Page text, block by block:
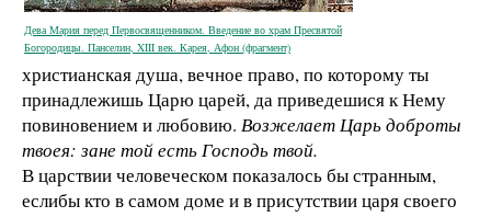
Дева Мария перед Первосвященником. Введение во храм Пресвятой
Богородицы. Панселин, XIII век. Карея, Афон (фрагмент)
христианская душа, вечное право, по которому ты
принадлежишь Царю царей, да приведешися к Нему
повиновением и любовию. Возжелает Царь доброты
твоея: зане той есть Господь твой.
В царствии человеческом показалось бы странным,
еслибы кто в самом доме и в присутствии царя своего